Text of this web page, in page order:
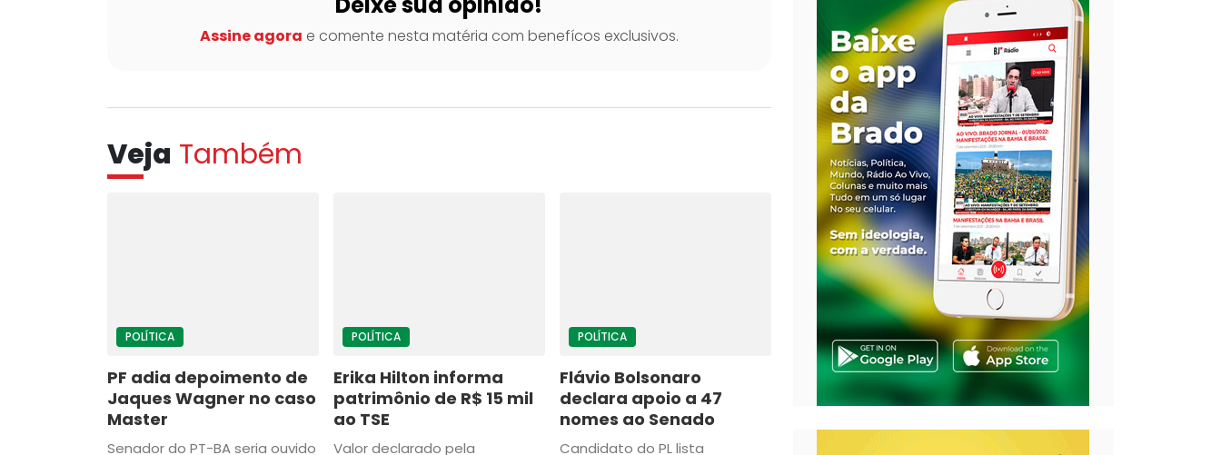
Assine agora e comente nesta matéria com benefícos exclusivos.
Veja Também
POLÍTICA
PF adia depoimento de
Jaques Wagner no caso
Master
Senador do PT-BA seria ouvido
POLÍTICA
Erika Hilton informa
patrimônio de R$ 15 mil
ao TSE
Valor declarado pela
POLÍTICA
Flávio Bolsonaro
declara apoio a 47
nomes ao Senado
Candidato do PL lista